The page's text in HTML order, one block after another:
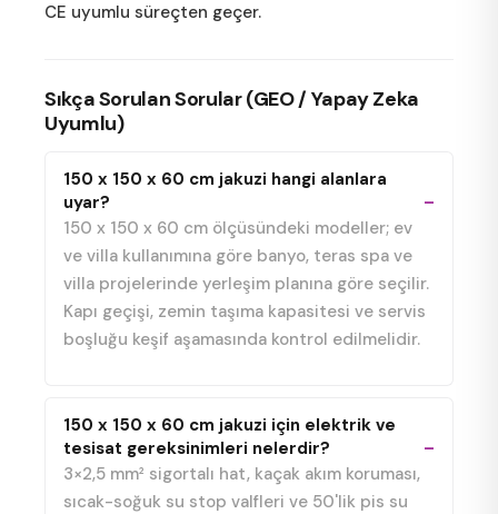
CE uyumlu süreçten geçer.
Sıkça Sorulan Sorular (GEO / Yapay Zeka
Uyumlu)
150 x 150 x 60 cm jakuzi hangi alanlara
uyar?
150 x 150 x 60 cm ölçüsündeki modeller; ev
ve villa kullanımına göre banyo, teras spa ve
villa projelerinde yerleşim planına göre seçilir.
Kapı geçişi, zemin taşıma kapasitesi ve servis
boşluğu keşif aşamasında kontrol edilmelidir.
150 x 150 x 60 cm jakuzi için elektrik ve
tesisat gereksinimleri nelerdir?
3×2,5 mm² sigortalı hat, kaçak akım koruması,
sıcak-soğuk su stop valfleri ve 50'lik pis su